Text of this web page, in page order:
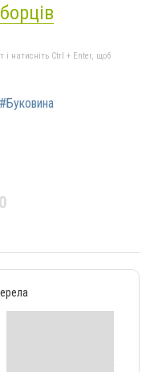
і натисніть Ctrl + Enter, щоб
#Буковина